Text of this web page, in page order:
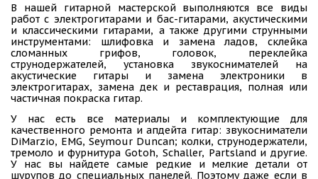
В нашей гитарной мастерской выполняются все виды
работ с электрогитарами и бас-гитарами, акустическими
и классическими гитарами, а также другими струнными
инструментами: шлифовка и замена ладов, склейка
сломанных грифов, головок, переклейка
струнодержателей, установка звукоснимателей на
акустические гитары и замена электроники в
электрогитарах, замена дек и реставрация, полная или
частичная покраска гитар.
У нас есть все материалы и комплектующие для
качественного ремонта и апдейта гитар: звукосниматели
DiMarzio, EMG, Seymour Duncan; колки, струнодержатели,
тремоло и фурнитура Gotoh, Schaller, Partsland и другие.
У нас вы найдете самые редкие и мелкие детали от
шурупов до специальных панелей. Поэтому даже если в